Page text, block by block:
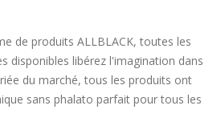
de produits ALLBLACK, toutes les
disponibles libérez l'imagination dans
du marché, tous les produits ont
sans phalato parfait pour tous les